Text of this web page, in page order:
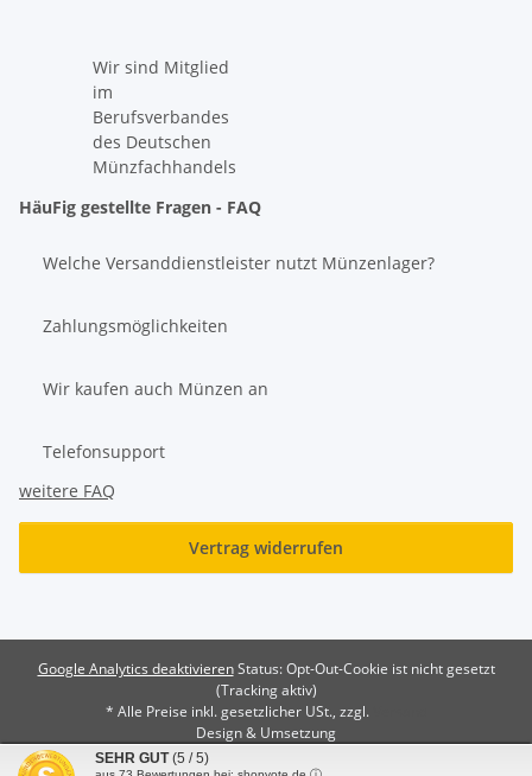
Wir sind Mitglied
im
Berufsverbandes
des Deutschen
Münzfachhandels
HäuFig gestellte Fragen - FAQ
Welche Versanddienstleister nutzt Münzenlager?
Zahlungsmöglichkeiten
Wir kaufen auch Münzen an
Telefonsupport
weitere FAQ
Vertrag widerrufen
Google Analytics deaktivieren Status: Opt-Out-Cookie ist nicht gesetzt
(Tracking aktiv)
* Alle Preise inkl. gesetzlicher USt., zzgl.
Design & Umsetzung
SEHR GUT (5 / 5)